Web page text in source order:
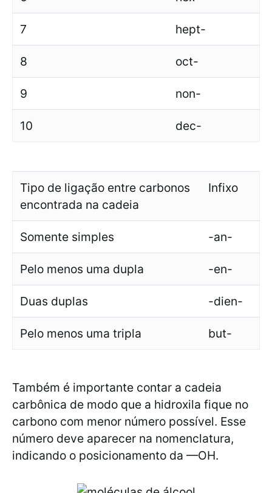
7 hept-
8 oct-
9 non-
10 dec-
Tipo de ligação entre carbonos
encontrada na cadeia
Infixo
Somente simples -an-
Pelo menos uma dupla -en-
Duas duplas -dien-
Pelo menos uma tripla but-
Também é importante contar a cadeia
carbônica de modo que a hidroxila fique no
carbono com menor número possível. Esse
número deve aparecer na nomenclatura,
indicando o posicionamento da —OH.